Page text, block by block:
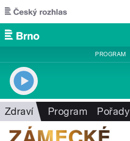
Přejít k hlavnímu obsahu
PROGRAM
Zdraví Program Pořady